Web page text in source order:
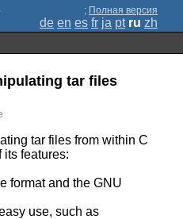
; Полная версия
de en es fr ja pt ru zh
tar files
tar files from within C
its features:
format and the GNU
use, such as